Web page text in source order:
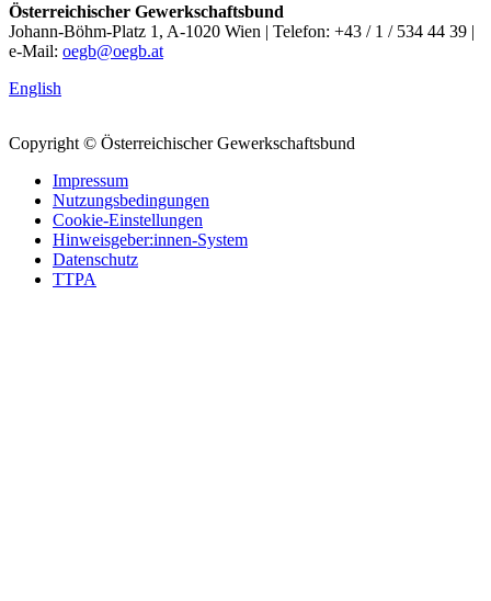
Österreichischer Gewerkschaftsbund
Johann-Böhm-Platz 1, A-1020 Wien | Telefon: +43 / 1 / 534 44 39 |
e-Mail: oegb@oegb.at
English
Copyright © Österreichischer Gewerkschaftsbund
Impressum
Nutzungsbedingungen
Cookie-Einstellungen
Hinweisgeber:innen-System
Datenschutz
TTPA